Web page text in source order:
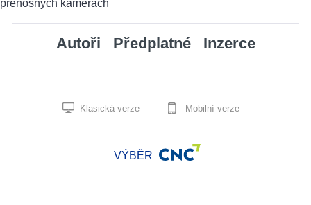
Autoři Předplatné Inzerce
Klasická verze Mobilní verze
VÝBĚR